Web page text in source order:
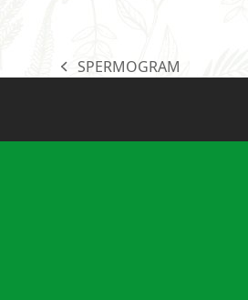
previous
SPERMOGRAM